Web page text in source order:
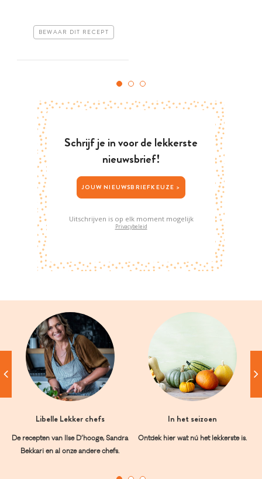
BEWAAR DIT RECEPT
Schrijf je in voor de lekkerste
nieuwsbrief!
JOUW NIEUWSBRIEFKEUZE >
Uitschrijven is op elk moment mogelijk
Privacybeleid
Libelle Lekker chefs
De recepten van Ilse D’hooge, Sandra
Bekkari en al onze andere chefs.
In het seizoen
Ontdek hier wat nú het lekkerste is.